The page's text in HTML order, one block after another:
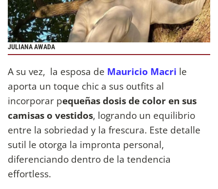
JULIANA AWADA
A su vez, la esposa de Mauricio Macri le
aporta un toque chic a sus outfits al
incorporar pequeñas dosis de color en sus
camisas o vestidos, logrando un equilibrio
entre la sobriedad y la frescura. Este detalle
sutil le otorga la impronta personal,
diferenciando dentro de la tendencia
effortless.